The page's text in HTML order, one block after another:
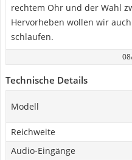
rechtem Ohr und der Wahl
Hervorheben wollen wir
schlaufen.
Technische Details
Modell
Reichweite
Audio-Eingänge